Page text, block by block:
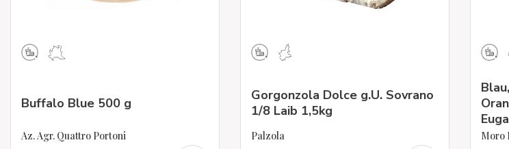
Buffalo Blue 500 g
Az. Agr. Quattro Portoni
Gorgonzola Dolce g.U. Sovrano
1/8 Laib 1,5kg
Palzola Moro